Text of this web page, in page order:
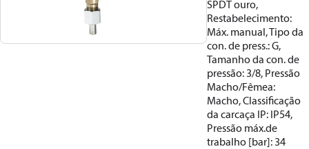
SPDT ouro,
Restabelecimento:
Máx. manual, Tipo da
con. de press.: G,
Tamanho da con. de
pressão: 3/8, Pressão
Macho/Fêmea:
Macho, Classificação
da carcaça IP: IP54,
Pressão máx.de
trabalho [bar]: 34